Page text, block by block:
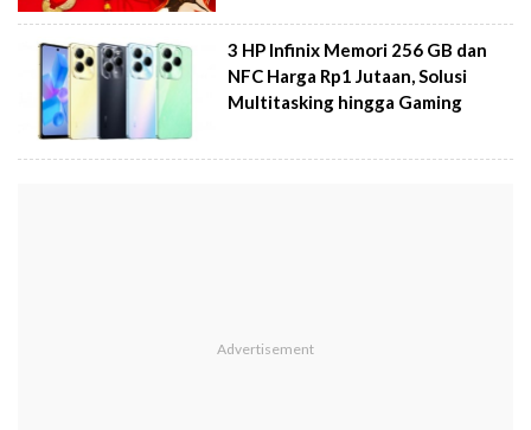
3 HP Infinix Memori 256 GB dan
NFC Harga Rp1 Jutaan, Solusi
Multitasking hingga Gaming